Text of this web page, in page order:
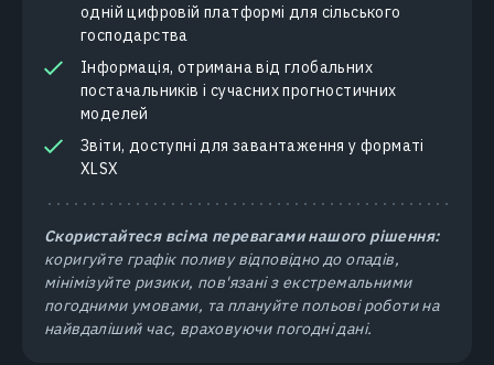
одній цифровій платформі для сільського
господарства
Інформація, отримана від глобальних
постачальників і сучасних прогностичних
моделей
Звіти, доступні для завантаження у форматі
XLSX
Скористайтеся всіма перевагами нашого рішення:
коригуйте графік поливу відповідно до опадів,
мінімізуйте ризики, пов'язані з екстремальними
погодними умовами, та плануйте польові роботи на
найвдаліший час, враховуючи погодні дані.